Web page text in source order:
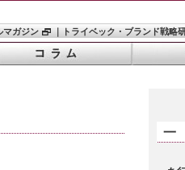
マガジン ｜ トライベック・ブランド戦略